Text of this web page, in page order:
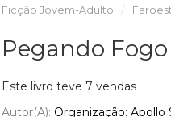
Ficção Jovem-Adulto
Pegando
Este livro teve 7 vendas
Autor(a): Organização: Apollo